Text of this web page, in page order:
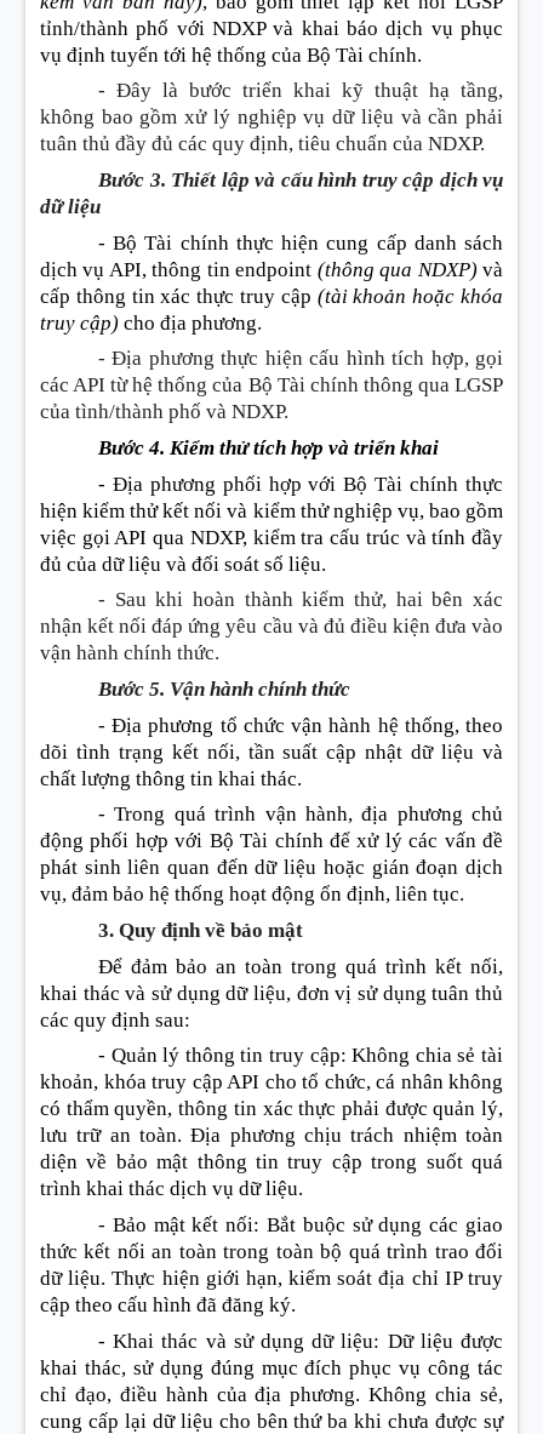
tỉnh/thành phố với NDXP và khai báo dịch vụ phục
vụ định tuyến tới hệ thống của Bộ Tài chính.
- Đây là bước triển khai kỹ thuật hạ tầng,
không bao gồm xử lý nghiệp vụ dữ liệu và cần phải
tuân thủ đầy đủ các quy định, tiêu chuẩn của NDXP.
Bước 3. Thiết lập và cấu hình truy cập dịch vụ
dữ liệu
- Bộ Tài chính thực hiện cung cấp danh sách
dịch vụ API, thông tin endpoint (thông qua NDXP)và
cấp thông tin xác thực truy cập (tài khoản hoặc khóa
truy cập) cho địa phương.
- Địa phương thực hiện cấu hình tích hợp, gọi
các API từ hệ thống của Bộ Tài chính thông qua LGSP
của tình/thành phố và NDXP.
Bước 4. Kiểm thử tích hợp và triển khai
- Địa phương phối hợp với Bộ Tài chính thực
hiện kiểm thử kết nối và kiểm thử nghiệp vụ, bao gồm
việc gọi API qua NDXP, kiểm tra cấu trúc và tính đầy
đủ của dữ liệu và đối soát số liệu.
- Sau khi hoàn thành kiểm thử, hai bên xác
nhận kết nối đáp ứng yêu cầu và đủ điều kiện đưa vào
vận hành chính thức.
Bước 5. Vận hành chính thức
- Địa phương tổ chức vận hành hệ thống, theo
dõi tình trạng kết nối, tần suất cập nhật dữ liệu và
chất lượng thông tin khai thác.
- Trong quá trình vận hành, địa phương chủ
động phối hợp với Bộ Tài chính để xử lý các vấn đề
phát sinh liên quan đến dữ liệu hoặc gián đoạn dịch
vụ, đảm bảo hệ thống hoạt động ổn định, liên tục.
3. Quy định về bảo mật
Để đảm bảo an toàn trong quá trình kết nối,
khai thác và sử dụng dữ liệu, đơn vị sử dụng tuân thủ
các quy định sau:
- Quản lý thông tin truy cập: Không chia sẻ tài
khoản, khóa truy cập API cho tổ chức, cá nhân không
có thẩm quyền, thông tin xác thực phải được quản lý,
lưu trữ an toàn. Địa phương chịu trách nhiệm toàn
diện về bảo mật thông tin truy cập trong suốt quá
trình khai thác dịch vụ dữ liệu.
- Bảo mật kết nối: Bắt buộc sử dụng các giao
thức kết nối an toàn trong toàn bộ quá trình trao đổi
dữ liệu. Thực hiện giới hạn, kiểm soát địa chỉ IP truy
cập theo cấu hình đã đăng ký.
- Khai thác và sử dụng dữ liệu: Dữ liệu được
khai thác, sử dụng đúng mục đích phục vụ công tác
chỉ đạo, điều hành của địa phương. Không chia sẻ,
cung cấp lại dữ liệu cho bên thứ ba khi chưa được sự